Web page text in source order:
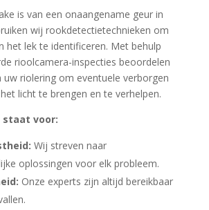
is van een onaangename geur in
wij rookdetectietechnieken om
het lek te identificeren. Met behulp
rioolcamera-inspecties beoordelen
uw riolering om eventuele verborgen
licht te brengen en te verhelpen.
staat voor:
Wij streven naar
oplossingen voor elk probleem.
Onze experts zijn altijd bereikbaar